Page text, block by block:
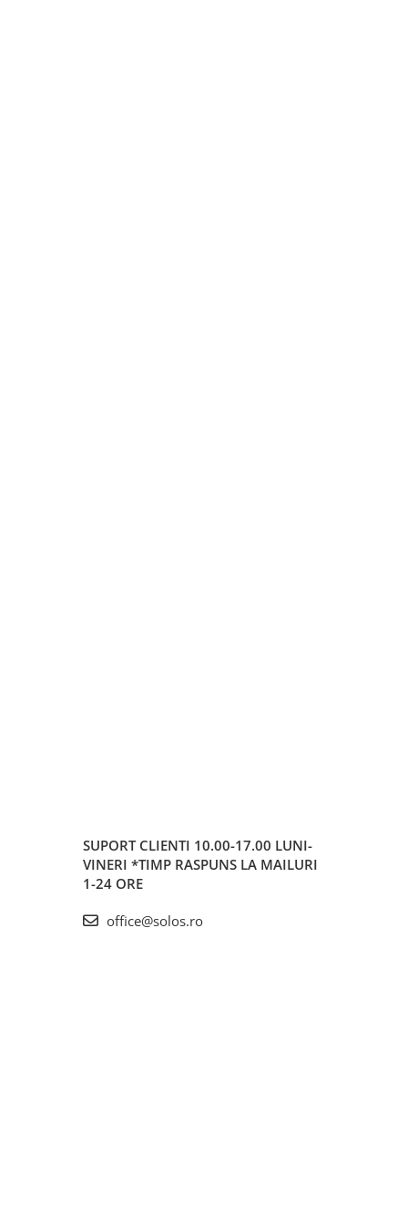
SUPORT CLIENTI 10.00-17.00 LUNI-
VINERI *TIMP RASPUNS LA MAILURI
1-24 ORE
office@solos.ro